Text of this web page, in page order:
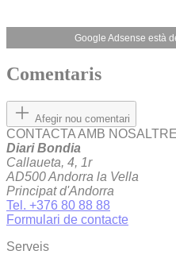
Google Adsense està
Comentaris
Afegir nou comentari
CONTACTA AMB
Diari Bondia
Callaueta, 4, 1r
AD500 Andorra la Vella
Principat d'Andorra
Tel. +376 80 88 88
Formulari de contacte
Serveis